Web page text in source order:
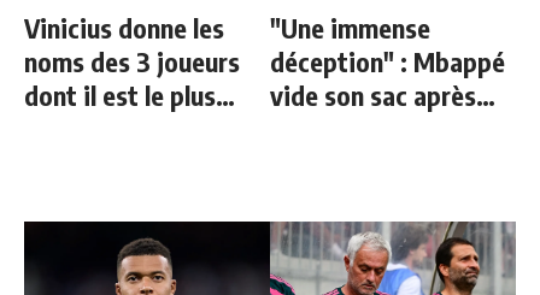
Vinicius donne les
noms des 3 joueurs
dont il est le plus
"Une immense
déception" : Mbappé
vide son sac après